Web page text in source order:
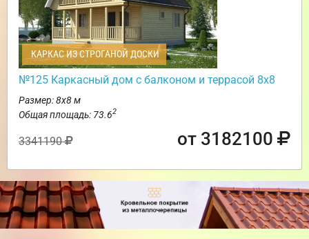
КАРКАС ИЗ СТРОГАНОЙ ДОСКИ
№125 Каркасный дом с балконом и террасой 8х8
Размер: 8х8 м
Общая площадь: 73.62
3341190 от 3182100